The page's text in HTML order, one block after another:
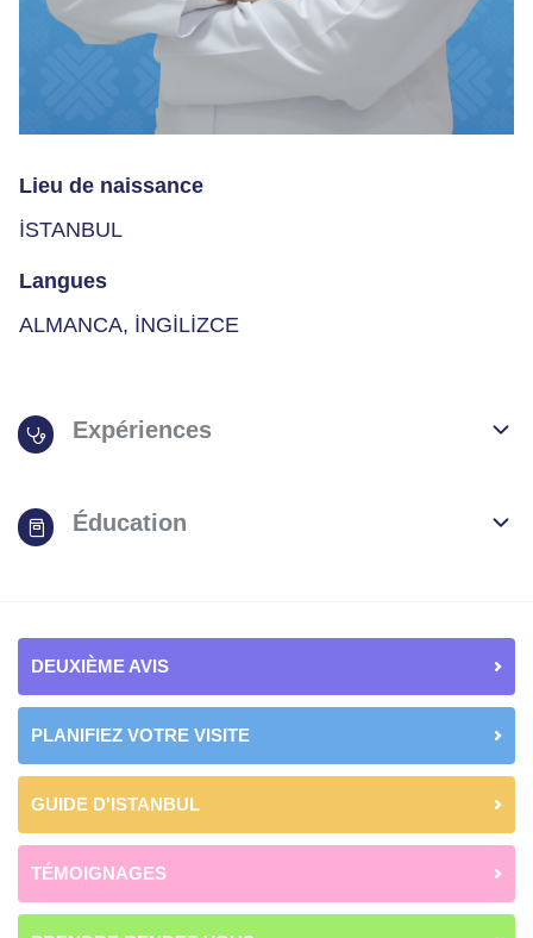
Lieu de naissance
İSTANBUL
Langues
ALMANCA, İNGİLİZCE
Expériences
Éducation
DEUXIÈME AVIS
PLANIFIEZ VOTRE VISITE
GUIDE D'ISTANBUL
TÉMOIGNAGES